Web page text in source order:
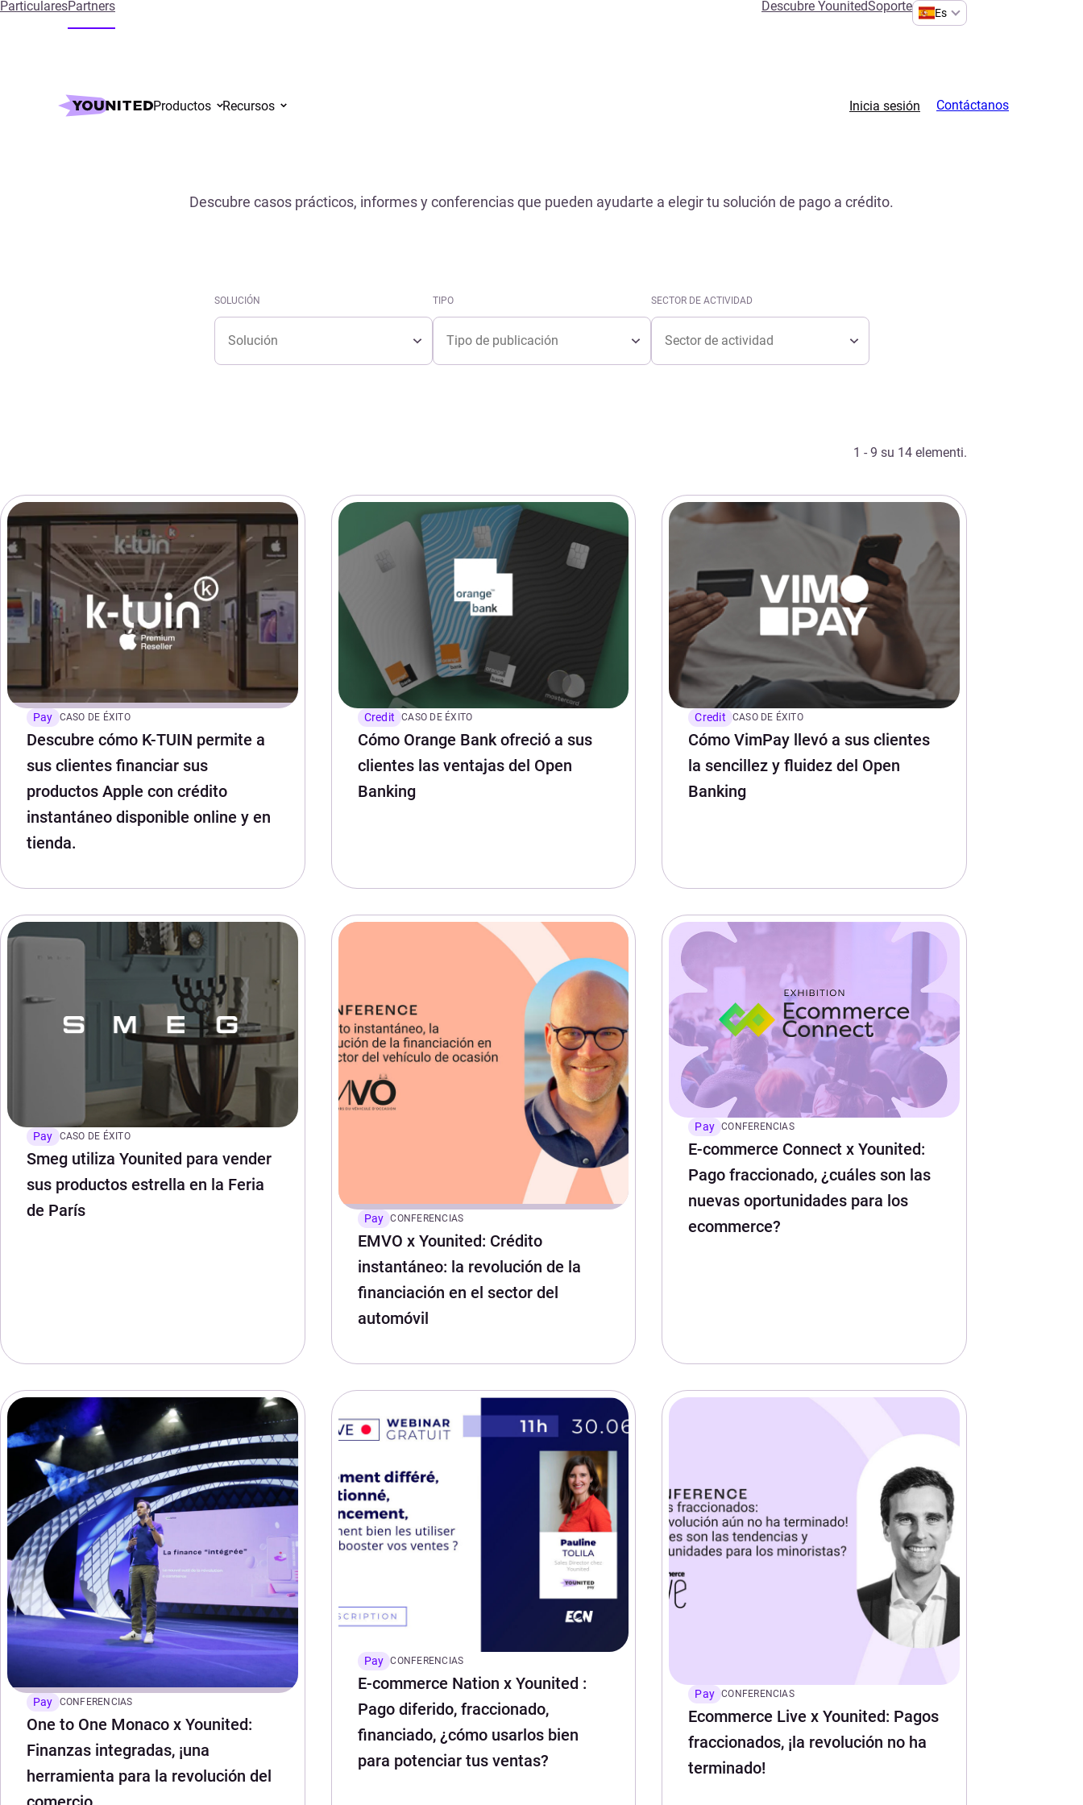
ParticularesPartners Descubre YounitedSoporte Es
Productos Recursos Inicia sesión Contáctanos
Inicio References
Descubre casos prácticos, informes y conferencias que pueden ayudarte a elegir tu solución de pago a crédito.
SOLUCIÓN
Solución
Solución
TIPO
Tipo
Tipo
SECTOR DE ACTIVIDAD
Sector de actividad
Sector de actividad
1 - 9 su 14 elementi.
Pay CASO DE ÉXITO
Descubre cómo K-TUIN permite a
sus clientes financiar sus
productos Apple con crédito
instantáneo disponible online y en
tienda.
Credit CASO DE ÉXITO
Cómo Orange Bank ofreció a sus
clientes las ventajas del Open
Banking
Credit CASO DE ÉXITO
Cómo VimPay llevó a sus clientes
la sencillez y fluidez del Open
Banking
Pay CASO DE ÉXITO
Smeg utiliza Younited para vender
sus productos estrella en la Feria
de París
Pay CONFERENCIAS
EMVO x Younited: Crédito
instantáneo: la revolución de la
financiación en el sector del
automóvil
Pay CONFERENCIAS
E-commerce Connect x Younited:
Pago fraccionado, ¿cuáles son las
nuevas oportunidades para los
ecommerce?
Pay CONFERENCIAS
One to One Monaco x Younited:
Finanzas integradas, ¡una
herramienta para la revolución del
Pay CONFERENCIAS
E-commerce Nation x Younited :
Pago diferido, fraccionado,
financiado, ¿cómo usarlos bien
para potenciar tus ventas?
Pay CONFERENCIAS
Ecommerce Live x Younited: Pagos
fraccionados, ¡la revolución no ha
terminado!